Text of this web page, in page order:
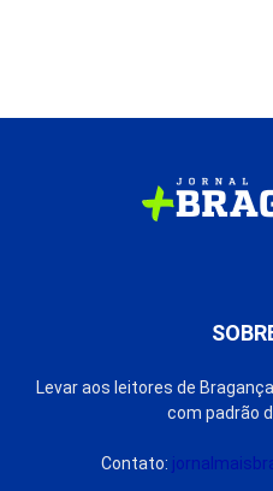
Levar aos leitores de
com padrão
Contato: